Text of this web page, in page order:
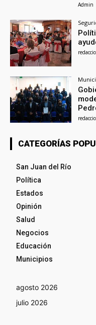
Admin
CATEGORÍAS
San Juan del Río
Política
Estados
Opinión
Salud
Negocios
Educación
Municipios
agosto 2026
julio 2026